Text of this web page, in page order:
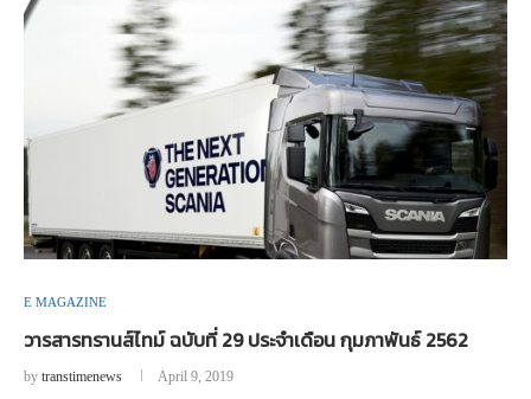
E MAGAZINE
วารสารทรานส์ไทม์ ฉบับที่ 29 ประจำเดือน กุมภาพันธ์ 2562
by transtimenews April 9, 2019